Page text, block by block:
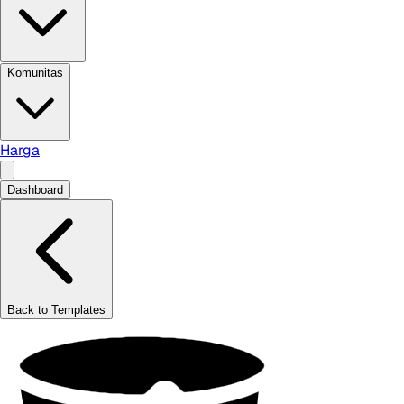
Komunitas
Harga
Dashboard
Back to Templates